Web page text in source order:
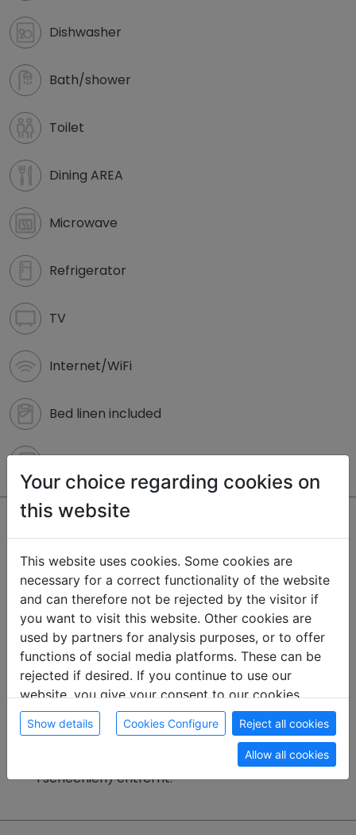
Dishwasher
Bath/shower
Toilet
Dining AREA
Microwave
Refrigerator
TV
Internet/WiFi
Bed linen included
Towels included
Location description
In der Nähe
mehrereSupermärkte, Restaurants, Apotheken,
Banken und Spitäler
U-BahnlinienU4 & U6zu Fuß erreichbar
ZugWien Westbahnhof und derHauptbahnhof
Wien Meidling
Nur 10 Minuten von denAutobahnen A1(Richtung
Oberösterreich, Salzburg und Deutschland),A2
(Richtung Burgenland, Graz und Ungarn),A4
(Richtung Burgenland, Slowakei und Ungarn)
(Richtung
Tschechien) entfernt.
Your choice regarding cookies on
this website
This website uses cookies. Some cookies are
necessary for a correct functionality of the website
and can therefore not be rejected by the visitor if
you want to visit this website. Other cookies are
used by partners for analysis purposes, or to offer
functions of social media platforms. These can be
rejected if desired. If you continue to use our
website, you give your consent to our cookies.
Show details Cookies Configure Reject all cookies
Allow all cookies